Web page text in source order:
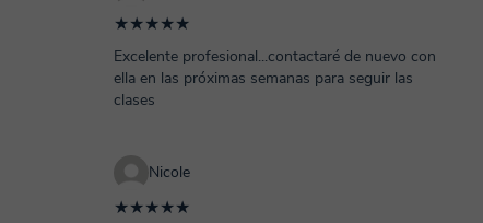
★★★★★
Excelente profesional...contactaré de nuevo con
ella en las próximas semanas para seguir las
clases
Nicole
★★★★★